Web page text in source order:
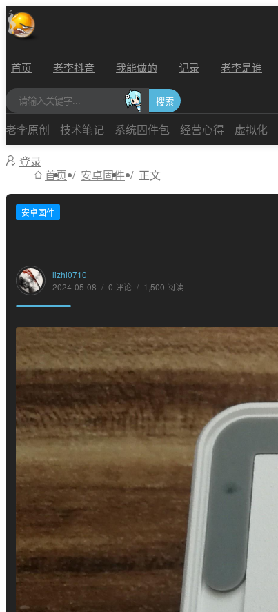
首页 老李抖音 我能做的 记录 老李是谁
搜索
老李原创 技术笔记 系统固件包 经营心得 虚拟化
登录
首页 / 安卓固件 / 正文
安卓固件
lizhi0710
2024-05-08 / 0 评论 / 1,500 阅读